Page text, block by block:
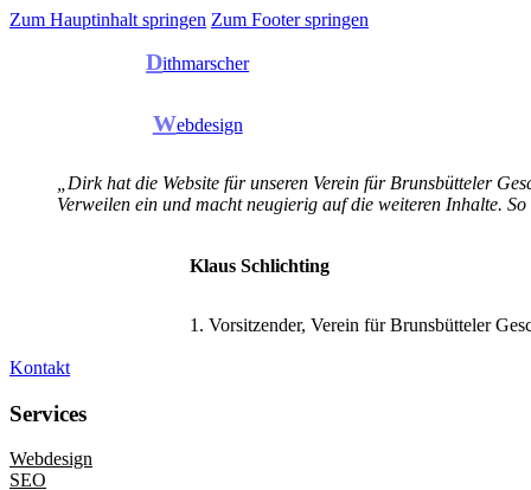
Zum Hauptinhalt springen Zum Footer springen
Dithmarscher
Webdesign
„Dirk hat die Website für unseren Verein für Brunsbütteler
Verweilen ein und macht neugierig auf die weiteren Inhalte.
Klaus Schlichting
1. Vorsitzender, Verein für Brunsbütteler
Kontakt
Services
Webdesign
SEO